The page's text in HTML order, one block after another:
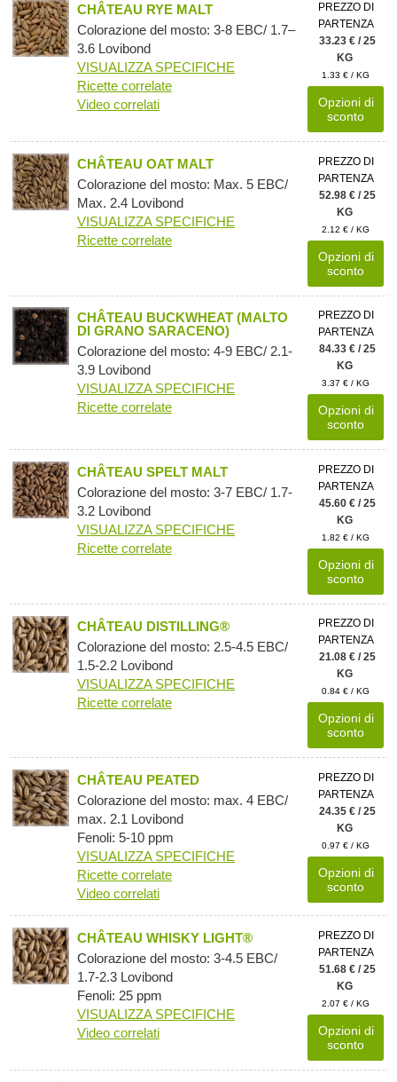
CHÂTEAU RYE MALT
Colorazione del mosto: 3-8 EBC/ 1.7–
3.6 Lovibond
VISUALIZZA SPECIFICHE
Ricette correlate
Video correlati
PREZZO DI
PARTENZA
33.23 € / 25
KG
1.33 € / KG
Opzioni di
sconto
CHÂTEAU OAT MALT
Colorazione del mosto: Max. 5 EBC/
Max. 2.4 Lovibond
VISUALIZZA SPECIFICHE
Ricette correlate
PREZZO DI
PARTENZA
52.98 € / 25
KG
2.12 € / KG
Opzioni di
sconto
CHÂTEAU BUCKWHEAT (MALTO
DI GRANO SARACENO)
Colorazione del mosto: 4-9 EBC/ 2.1-
3.9 Lovibond
VISUALIZZA SPECIFICHE
Ricette correlate
PREZZO DI
PARTENZA
84.33 € / 25
KG
3.37 € / KG
Opzioni di
sconto
CHÂTEAU SPELT MALT
Colorazione del mosto: 3-7 EBC/ 1.7-
3.2 Lovibond
VISUALIZZA SPECIFICHE
Ricette correlate
PREZZO DI
PARTENZA
45.60 € / 25
KG
1.82 € / KG
Opzioni di
sconto
CHÂTEAU DISTILLING®
Colorazione del mosto: 2.5-4.5 EBC/
1.5-2.2 Lovibond
VISUALIZZA SPECIFICHE
Ricette correlate
PREZZO DI
PARTENZA
21.08 € / 25
KG
0.84 € / KG
Opzioni di
sconto
CHÂTEAU PEATED
Colorazione del mosto: max. 4 EBC/
max. 2.1 Lovibond
Fenoli: 5-10 ppm
VISUALIZZA SPECIFICHE
Ricette correlate
Video correlati
PREZZO DI
PARTENZA
24.35 € / 25
KG
0.97 € / KG
Opzioni di
sconto
CHÂTEAU WHISKY LIGHT®
Colorazione del mosto: 3-4.5 EBC/
1.7-2.3 Lovibond
Fenoli: 25 ppm
VISUALIZZA SPECIFICHE
Video correlati
PREZZO DI
PARTENZA
51.68 € / 25
KG
2.07 € / KG
Opzioni di
sconto